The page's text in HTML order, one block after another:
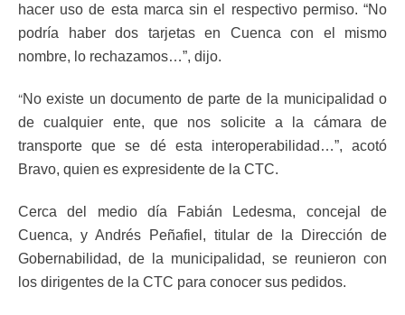
hacer uso de esta marca sin el respectivo permiso. “No
podría haber dos tarjetas en Cuenca con el mismo
nombre, lo rechazamos…”, dijo.
“No existe un documento de parte de la municipalidad o
de cualquier ente, que nos solicite a la cámara de
transporte que se dé esta interoperabilidad…”, acotó
Bravo, quien es expresidente de la CTC.
Cerca del medio día Fabián Ledesma, concejal de
Cuenca, y Andrés Peñafiel, titular de la Dirección de
Gobernabilidad, de la municipalidad, se reunieron con
los dirigentes de la CTC para conocer sus pedidos.